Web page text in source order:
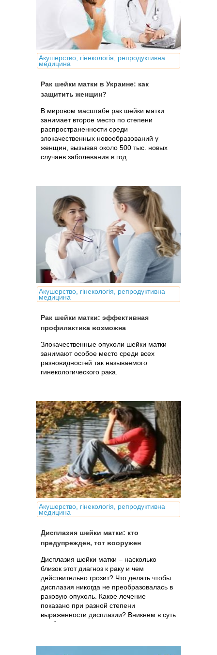
Акушерство, гінекологія, репродуктивна
медицина
Рак шейки матки в Украине: как
защитить женщин?
В мировом масштабе рак шейки матки
занимает второе место по степени
распространенности среди
злокачественных новообразований у
женщин, вызывая около 500 тыс. новых
случаев заболевания в год.
Акушерство, гінекологія, репродуктивна
медицина
Рак шейки матки: эффективная
профилактика возможна
Злокачественные опухоли шейки матки
занимают особое место среди всех
разновидностей так называемого
гинекологического рака.
Акушерство, гінекологія, репродуктивна
медицина
Дисплазия шейки матки: кто
предупрежден, тот вооружен
Дисплазия шейки матки – насколько
близок этот диагноз к раку и чем
действительно грозит? Что делать чтобы
дисплазия никогда не преобразовалась в
раковую опухоль. Какое лечение
показано при разной степени
выраженности дисплазии? Вникнем в суть
проблемы.